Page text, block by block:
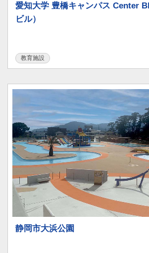
愛知大学 豊橋キャンパス Center
ビル）
教育施設
静岡市大浜公園